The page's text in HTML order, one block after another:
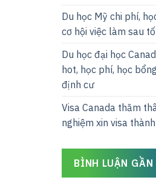
Du học Mỹ chi phí,
cơ hội việc làm sau
Du học đại học
hot, học phí, học
định cư
Visa Canada thăm
nghiệm xin visa
BÌNH LUẬN